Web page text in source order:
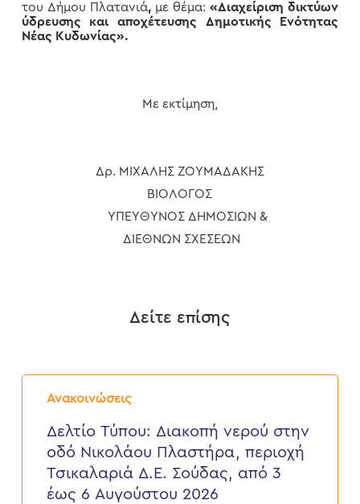
του Δήμου Πλατανιά, με θέμα:«Διαχείριση δικτύων
ύδρευσης και αποχέτευσης Δημοτικής Ενότητας
Νέας Κυδωνίας».
Με εκτίμηση,
Δρ. ΜΙΧΑΛΗΣ ΖΟΥΜΑΔΑΚΗΣ
ΒΙΟΛΟΓΟΣ
ΥΠΕΥΘΥΝΟΣ ΔΗΜΟΣΙΩΝ &
ΔΙΕΘΝΩΝ ΣΧΕΣΕΩΝ
Δείτε επίσης
Ανακοινώσεις
Δελτίο
Τύπου:
νερού
στην
Νικολάου
Πλαστήρα,
περιοχή
Δελτίο Τύπου: Διακοπή νερού στην
οδό Νικολάου Πλαστήρα, περιοχή
Τσικαλαριά Δ.Ε. Σούδας, από 3
έως 6 Αυγούστου 2026